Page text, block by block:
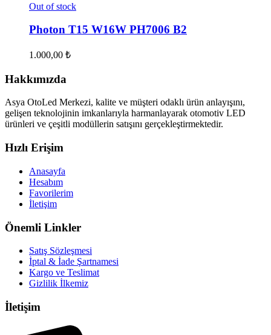
Out of stock
Photon T15 W16W PH7006 B2
1.000,00 ₺
Hakkımızda
Asya OtoLed Merkezi, kalite ve müşteri odaklı ürün anlayışını,
gelişen teknolojinin imkanlarıyla harmanlayarak otomotiv LED
ürünleri ve çeşitli modüllerin satışını gerçekleştirmektedir.
Hızlı Erişim
Anasayfa
Hesabım
Favorilerim
İletişim
Önemli Linkler
Satış Sözleşmesi
İptal & İade Şartnamesi
Kargo ve Teslimat
Gizlilik İlkemiz
İletişim